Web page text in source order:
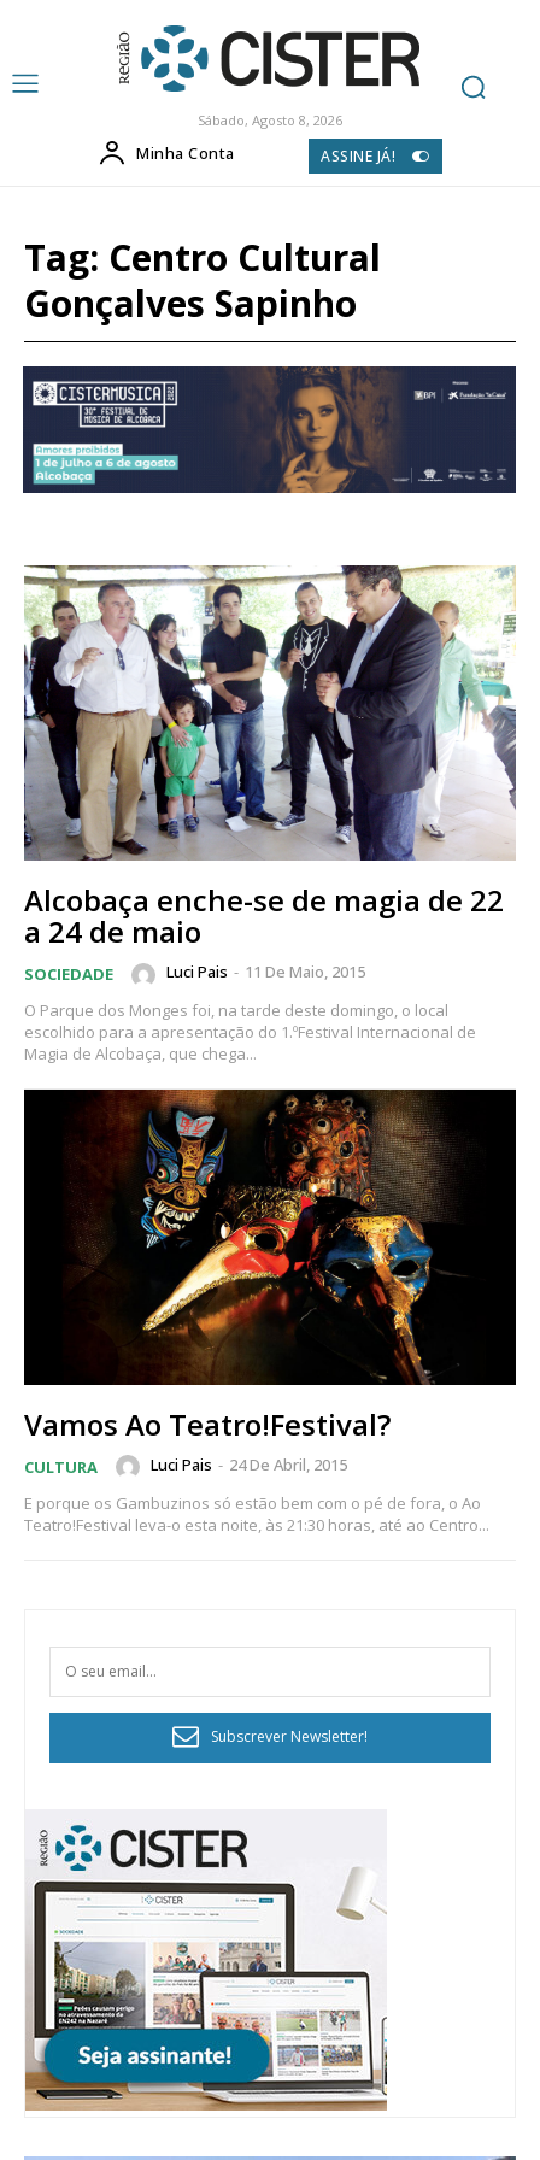
Sábado, Agosto 8, 2026
Minha Conta ASSINE JÁ!
Tag: Centro Cultural
Gonçalves Sapinho
Alcobaça enche-se de magia de 22
a 24 de maio
SOCIEDADE Luci Pais - 11 De Maio, 2015
O Parque dos Monges foi, na tarde deste domingo, o local
escolhido para a apresentação do 1.ºFestival Internacional de
Magia de Alcobaça, que chega...
Vamos Ao Teatro!Festival?
CULTURA Luci Pais - 24 De Abril, 2015
E porque os Gambuzinos só estão bem com o pé de fora, o Ao
Teatro!Festival leva-o esta noite, às 21:30 horas, até ao Centro...
Subscrever Newsletter!